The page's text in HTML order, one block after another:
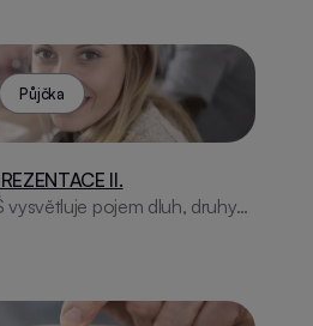
Půjčka
II.
pojem dluh, druhy
jak řešit problémy se